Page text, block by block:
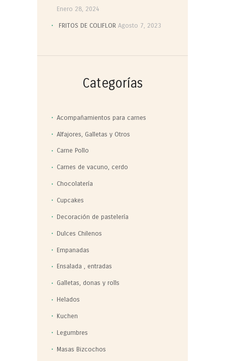
Enero 28, 2024
FRITOS DE COLIFLOR Agosto 7, 2023
Categorías
Acompañamientos para carnes
Alfajores, Galletas y Otros
Carne Pollo
Carnes de vacuno, cerdo
Chocolatería
Cupcakes
Decoración de pastelería
Dulces Chilenos
Empanadas
Ensalada , entradas
Galletas, donas y rolls
Helados
Kuchen
Legumbres
Masas Bizcochos